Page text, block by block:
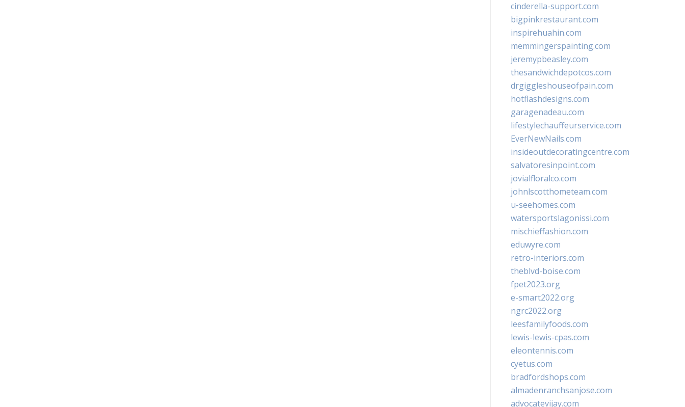
cinderella-support.com
bigpinkrestaurant.com
inspirehuahin.com
memmingerspainting.com
jeremypbeasley.com
thesandwichdepotcos.com
drgiggleshouseofpain.com
hotflashdesigns.com
garagenadeau.com
lifestylechauffeurservice.com
EverNewNails.com
insideoutdecoratingcentre.com
salvatoresinpoint.com
jovialfloralco.com
johnlscotthometeam.com
u-seehomes.com
watersportslagonissi.com
mischieffashion.com
eduwyre.com
retro-interiors.com
theblvd-boise.com
fpet2023.org
e-smart2022.org
ngrc2022.org
leesfamilyfoods.com
lewis-lewis-cpas.com
eleontennis.com
cyetus.com
bradfordshops.com
almadenranchsanjose.com
advocatevijay.com